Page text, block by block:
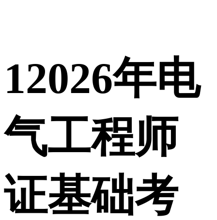
12026年电
气工程师
证基础考